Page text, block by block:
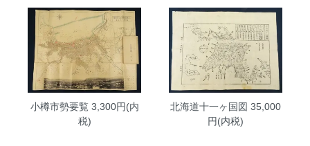
小樽市勢要覧3,300円(内
税)
北海道十一ヶ国図 35,000
円(内税)